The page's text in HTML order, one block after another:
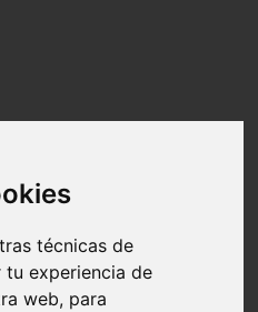
técnicas de
tu experiencia de
web, para